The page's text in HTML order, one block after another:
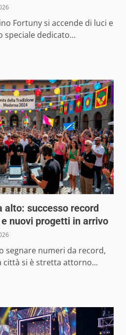
Fortuny si accende di luci e
speciale dedicato...
alto: successo record
nuovi progetti in arrivo
segnare numeri da record,
si è stretta attorno...